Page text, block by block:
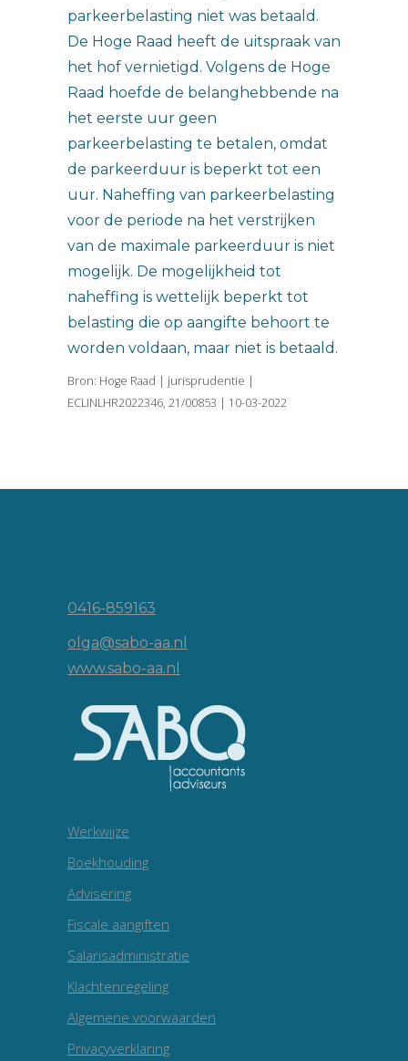
parkeerbelasting niet was betaald.
De Hoge Raad heeft de uitspraak van
het hof vernietigd. Volgens de Hoge
Raad hoefde de belanghebbende na
het eerste uur geen
parkeerbelasting te betalen, omdat
de parkeerduur is beperkt tot een
uur. Naheffing van parkeerbelasting
voor de periode na het verstrijken
van de maximale parkeerduur is niet
mogelijk. De mogelijkheid tot
naheffing is wettelijk beperkt tot
belasting die op aangifte behoort te
worden voldaan, maar niet is betaald.
Bron: Hoge Raad | jurisprudentie |
ECLINLHR2022346, 21/00853 | 10-03-2022
0416-859163
olga@sabo-aa.nl
www.sabo-aa.nl
Werkwijze
Boekhouding
Advisering
Fiscale aangiften
Salarisadministratie
Klachtenregeling
Algemene voorwaarden
Privacyverklaring